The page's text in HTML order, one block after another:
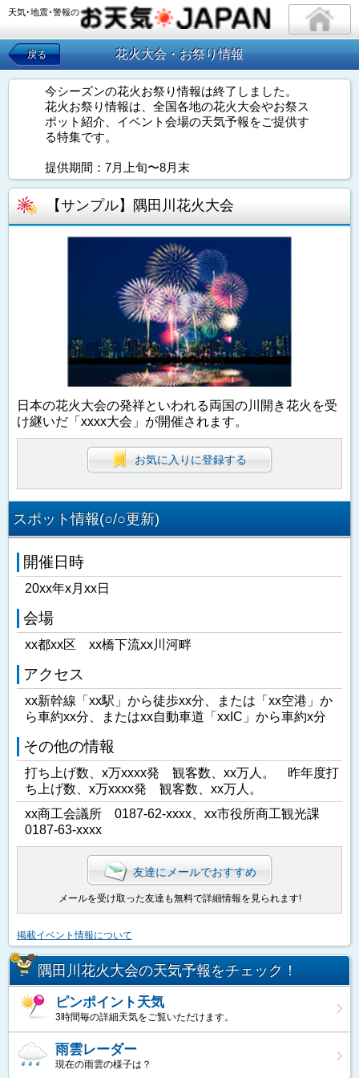
天気･地震･警報の
戻る 花火大会・お祭り情報
今シーズンの花火お祭り情報は終了しました。
花火お祭り情報は、全国各地の花火大会やお祭ス
ポット紹介、イベント会場の天気予報をご提供す
る特集です。
提供期間：7月上旬〜8月末
【サンプル】隅田川花火大会
日本の花火大会の発祥といわれる両国の川開き花火を受
け継いだ「xxxx大会」が開催されます。
お気に入りに登録する
スポット情報(○/○更新)
開催日時
20xx年x月xx日
会場
xx都xx区 xx橋下流xx川河畔
アクセス
xx新幹線「xx駅」から徒歩xx分、または「xx空港」か
ら車約xx分、またはxx自動車道「xxIC」から車約x分
その他の情報
打ち上げ数、x万xxxx発 観客数、xx万人。 昨年度打
ち上げ数、x万xxxx発 観客数、xx万人。
xx商工会議所 0187-62-xxxx、xx市役所商工観光課
0187-63-xxxx
友達にメールでおすすめ
メールを受け取った友達も無料で詳細情報を見られます!
掲載イベント情報について
隅田川花火大会の天気予報をチェック！
ピンポイント天気
3時間毎の詳細天気をご覧いただけます。
雨雲レーダー
現在の雨雲の様子は？